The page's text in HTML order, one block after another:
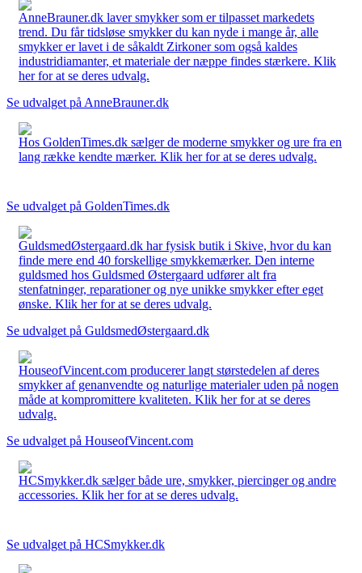
AnneBrauner.dk laver smykker som er tilpasset markedets
trend. Du får tidsløse smykker du kan nyde i mange år, alle
smykker er lavet i de såkaldt Zirkoner som også kaldes
industridiamanter, et materiale der næppe findes stærkere. Klik
her for at se deres udvalg.
Se udvalget på AnneBrauner.dk
Hos GoldenTimes.dk sælger de moderne smykker og ure fra en
lang række kendte mærker. Klik her for at se deres udvalg.
Se udvalget på GoldenTimes.dk
GuldsmedØstergaard.dk har fysisk butik i Skive, hvor du kan
finde mere end 40 forskellige smykkemærker. Den interne
guldsmed hos Guldsmed Østergaard udfører alt fra
stenfatninger, reparationer og nye unikke smykker efter eget
ønske. Klik her for at se deres udvalg.
Se udvalget på GuldsmedØstergaard.dk
HouseofVincent.com producerer langt størstedelen af deres
smykker af genanvendte og naturlige materialer uden på nogen
måde at kompromittere kvaliteten. Klik her for at se deres
udvalg.
Se udvalget på HouseofVincent.com
HCSmykker.dk sælger både ure, smykker, piercinger og andre
accessories. Klik her for at se deres udvalg.
Se udvalget på HCSmykker.dk